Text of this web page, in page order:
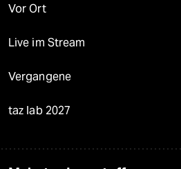
Vor Ort
Live im Stream
Vergangene
taz lab 2027